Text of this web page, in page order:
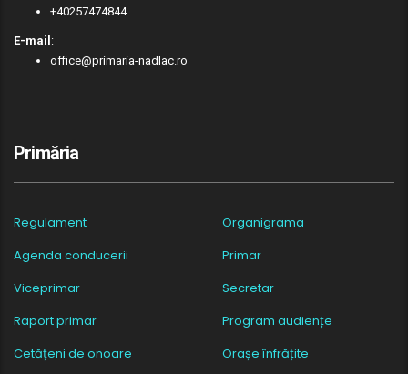
+40257474844
E-mail :
office@primaria-nadlac.ro
Primăria
Regulament
Organigrama
Agenda conducerii
Primar
Viceprimar
Secretar
Raport primar
Program audiențe
Cetățeni de onoare
Orașe înfrățite